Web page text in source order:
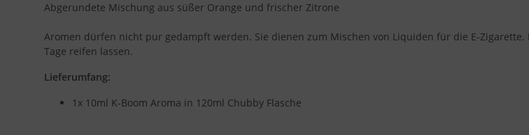
Abgerundete Mischung aus süßer Orange und frischer Zitrone
Aromen dürfen nicht pur gedampft werden. Sie dienen zum Mischen von Liquiden für die E-
Tage reifen lassen.
Lieferumfang:
1x 10ml K-Boom Aroma in 120ml Chubby Flasche